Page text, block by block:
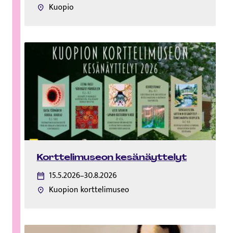
Kuopio
Korttelimuseon kesänäyttelyt
15.5.2026–30.8.2026
Kuopion korttelimuseo